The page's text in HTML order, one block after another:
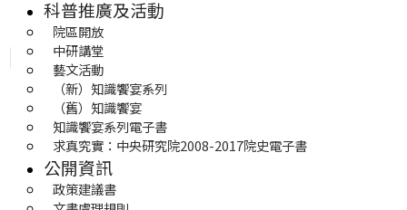
科普推廣及活動
院區開放
中研講堂
藝文活動
（新）知識饗宴系列
（舊）知識饗宴
知識饗宴系列電子書
求真究實：中央研究院2008-2017院史電子書
公開資訊
政策建議書